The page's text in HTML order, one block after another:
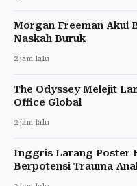
Morgan Freeman Akui
Naskah Buruk
2 jam lalu
The Odyssey Melejit
Office Global
2 jam lalu
Inggris Larang Poster
Berpotensi Trauma